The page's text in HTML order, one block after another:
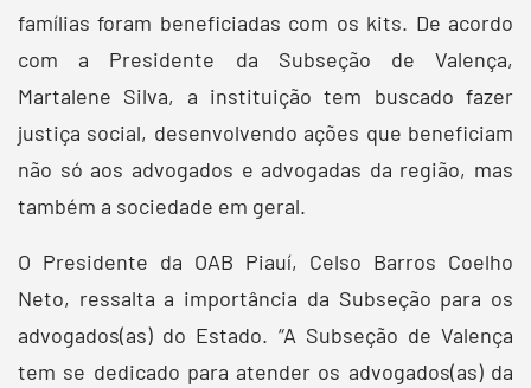
famílias foram beneficiadas com os kits. De acordo
com a Presidente da Subseção de Valença,
Martalene Silva, a instituição tem buscado fazer
justiça social, desenvolvendo ações que beneficiam
não só aos advogados e advogadas da região, mas
também a sociedade em geral.
O Presidente da OAB Piauí, Celso Barros Coelho
Neto, ressalta a importância da Subseção para os
advogados(as) do Estado. “A Subseção de Valença
tem se dedicado para atender os advogados(as) da